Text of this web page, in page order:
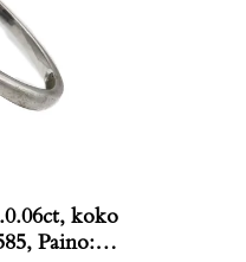
koko
Paino: